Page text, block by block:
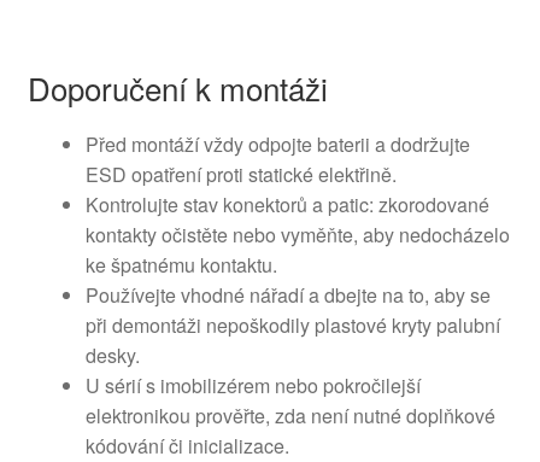
Doporučení k montáži
Před montáží vždy odpojte baterii a dodržujte
ESD opatření proti statické elektřině.
Kontrolujte stav konektorů a patic: zkorodované
kontakty očistěte nebo vyměňte, aby nedocházelo
ke špatnému kontaktu.
Používejte vhodné nářadí a dbejte na to, aby se
při demontáži nepoškodily plastové kryty palubní
desky.
U sérií s imobilizérem nebo pokročilejší
elektronikou prověřte, zda není nutné doplňkové
kódování či inicializace.